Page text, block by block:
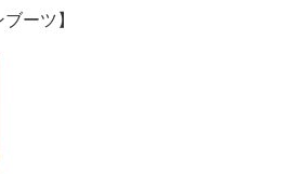
ブーツ 】